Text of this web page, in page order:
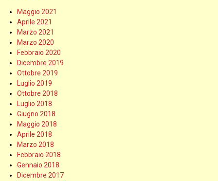
Maggio 2021
Aprile 2021
Marzo 2021
Marzo 2020
Febbraio 2020
Dicembre 2019
Ottobre 2019
Luglio 2019
Ottobre 2018
Luglio 2018
Giugno 2018
Maggio 2018
Aprile 2018
Marzo 2018
Febbraio 2018
Gennaio 2018
Dicembre 2017